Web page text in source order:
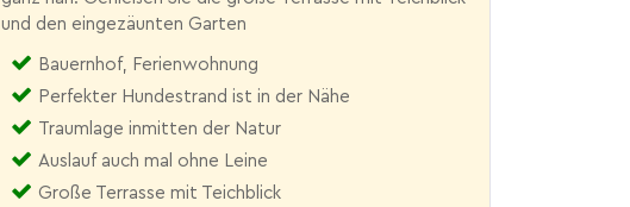
und den eingezäunten Garten
Bauernhof, Ferienwohnung
Perfekter Hundestrand ist in der Nähe
Traumlage inmitten der Natur
Auslauf auch mal ohne Leine
Große Terrasse mit Teichblick